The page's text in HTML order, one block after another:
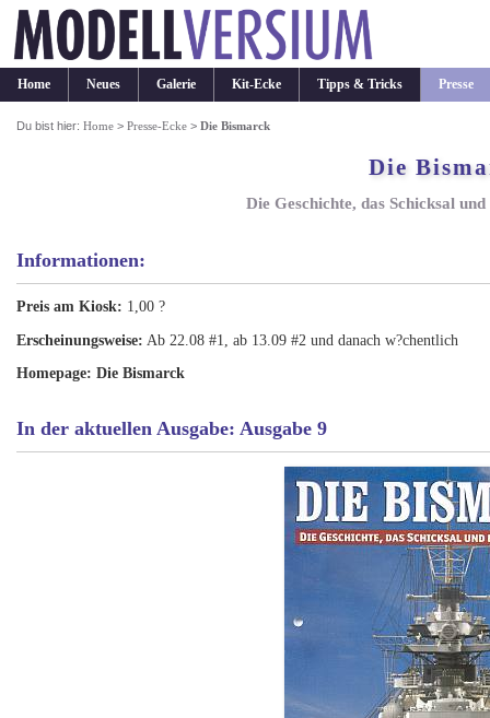
Home Neues Galerie Kit-Ecke Tipps & Tricks Presse
Du bist hier:Home >Presse-Ecke >Die Bismarck
Die
Die Geschichte, das Schicksal
Informationen:
Preis am Kiosk: 1,00 ?
Erscheinungsweise: Ab 22.08 #1, ab 13.09 #2 und danach w?chentlich
Homepage: Die Bismarck
In der aktuellen Ausgabe: Ausgabe 9